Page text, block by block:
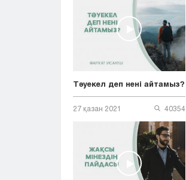
Тәуекел деп нені айтамыз?
27 қазан 2021 40354